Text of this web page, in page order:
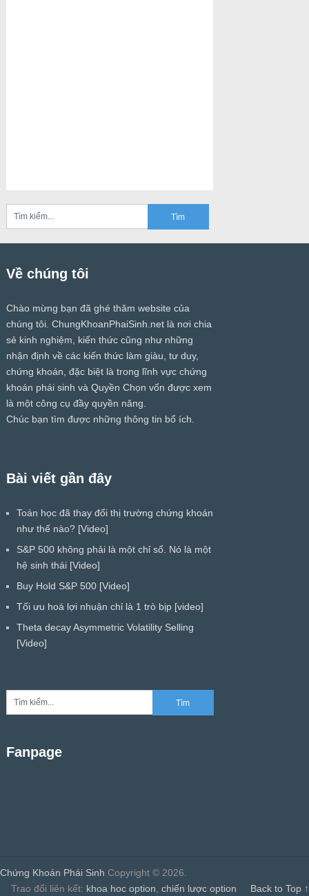
Về chúng tôi
Chào mừng bạn đã ghé thăm website của
chúng tôi. ChungKhoanPhaiSinh.netlà nơi chia
sẻ kinh nghiệm, kiến thức cũng như những
nhận định về các kiến thức làm giàu, tư duy,
chứng khoán, đặc biệt là trong lĩnh vực chứng
khoán phái sinh và Quyền Chọn vốn được xem
là một công cụ đầy quyền năng.
Chúc bạn tìm được những thông tin bổ ích.
Bài viết gần đây
Toán học đã thay đổi thị trường chứng khoán
như thế nào? [Video]
S&P 500 không phải là một chỉ số. Nó là một
hệ sinh thái [Video]
Buy Hold S&P 500 [Video]
Tối ưu hoá lợi nhuận chỉ là 1 trò bịp [video]
Theta decay Asymmetric Volatility Selling
[Video]
Fanpage
Chứng Khoán Phái Sinh Copyright © 2026.
Trao đổi liên kết: khoa hoc option, chiến lược option Back to Top ↑